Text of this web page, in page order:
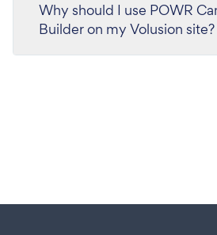
Why should I use POWR
Builder on my Volusion site?